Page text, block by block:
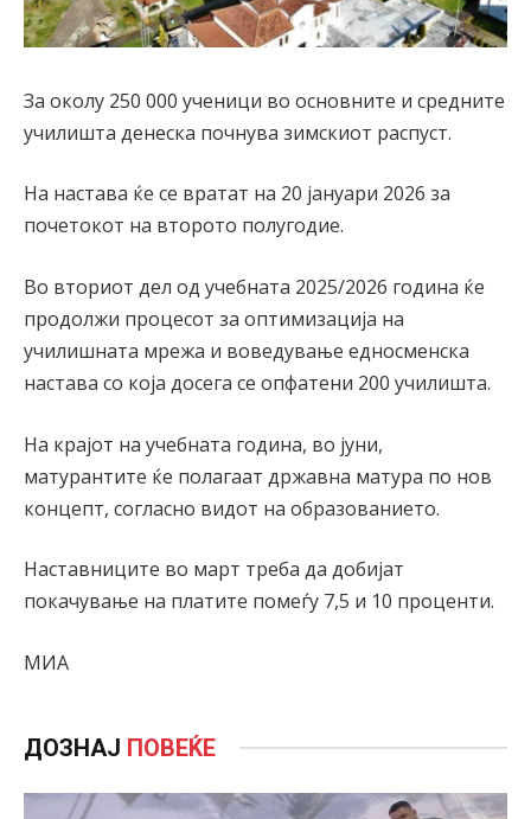
За околу 250 000 ученици во основните и средните
училишта денеска почнува зимскиот распуст.
На настава ќе се вратат на 20 јануари 2026 за
почетокот на второто полугодие.
Во вториот дел од учебната 2025/2026 година ќе
продолжи процесот за оптимизација на
училишната мрежа и воведување едносменска
настава со која досега се опфатени 200 училишта.
На крајот на учебната година, во јуни,
матурантите ќе полагаат државна матура по нов
концепт, согласно видот на образованието.
Наставниците во март треба да добијат
покачување на платите помеѓу 7,5 и 10 проценти.
МИА
ДОЗНАЈ ПОВЕЌЕ